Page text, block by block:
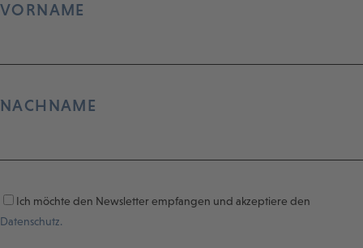
VORNAME
NACHNAME
Ich möchte den Newsletter empfangen und akzeptiere den
Datenschutz.